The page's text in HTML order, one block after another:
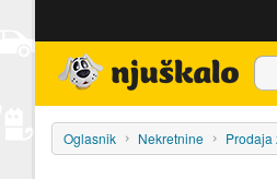
Oglasnik Nekretnine Prodaja